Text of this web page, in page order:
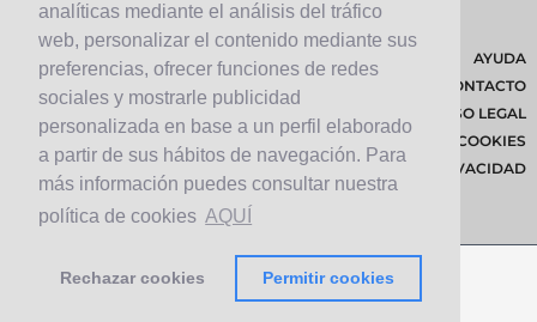
analíticas mediante el análisis del tráfico
web, personalizar el contenido mediante sus
preferencias, ofrecer funciones de redes
sociales y mostrarle publicidad
personalizada en base a un perfil elaborado
a partir de sus hábitos de navegación. Para
más información puedes consultar nuestra
política de cookies AQUÍ
Rechazar cookies Permitir cookies
AYUDA
CONTACTO
AVISO LEGAL
POLÍTICA DE COOKIES
POLÍTICA DE PRIVACIDAD
Diseñado porSolucionet.com